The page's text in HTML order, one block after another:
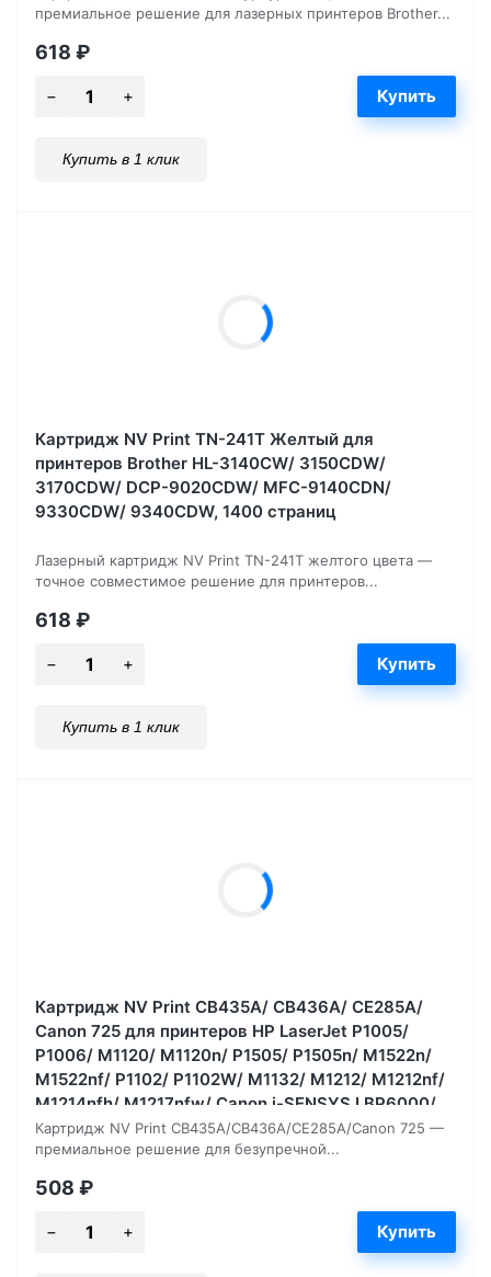
премиальное решение для лазерных принтеров Brother...
618 ₽
Купить в 1 клик
Картридж NV Print TN-241T Желтый для
принтеров Brother HL-3140CW/ 3150CDW/
3170CDW/ DCP-9020CDW/ MFC-9140CDN/
9330CDW/ 9340CDW, 1400 страниц
Лазерный картридж NV Print TN-241T желтого цвета —
точное совместимое решение для принтеров...
618 ₽
Купить в 1 клик
Картридж NV Print CB435A/ CB436A/ CE285A/
Canon 725 для принтеров HP LaserJet P1005/
P1006/ M1120/ M1120n/ P1505/ P1505n/ M1522n/
M1522nf/ P1102/ P1102W/ M1132/ M1212/ M1212nf/
M1214nfh/ M1217nfw/ Canon i-SENSYS LBP6000/
LBP6000B, 2000 страниц
Картридж NV Print CB435A/CB436A/CE285A/Canon 725 —
премиальное решение для безупречной...
508 ₽